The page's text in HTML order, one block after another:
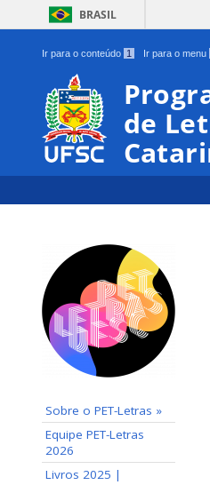
BRASIL
Ir para o conteúdo 1 Ir para o menu
de
Sobre o PET-Letras »
Equipe PET-Letras
2026
Livros 2025 |